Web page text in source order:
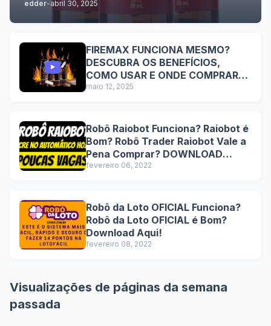
Performance Sexual Masculina
com Resultados Comprovados e
Benefícios Duradouros
edder-abril 30, 2025
FIREMAX FUNCIONA MESMO?
DESCUBRA OS BENEFÍCIOS,
COMO USAR E ONDE COMPRAR
COM SEGURANÇA
maio 12, 2025
Robô Raiobot Funciona? Raiobot é
Bom? Robô Trader Raiobot Vale a
Pena Comprar? DOWNLOAD
Lucre no automático hoje!
fevereiro 06, 2022
Robô da Loto OFICIAL Funciona?
Robô da Loto OFICIAL é Bom?
Download Aqui!
fevereiro 08, 2022
Visualizações de páginas da semana
passada